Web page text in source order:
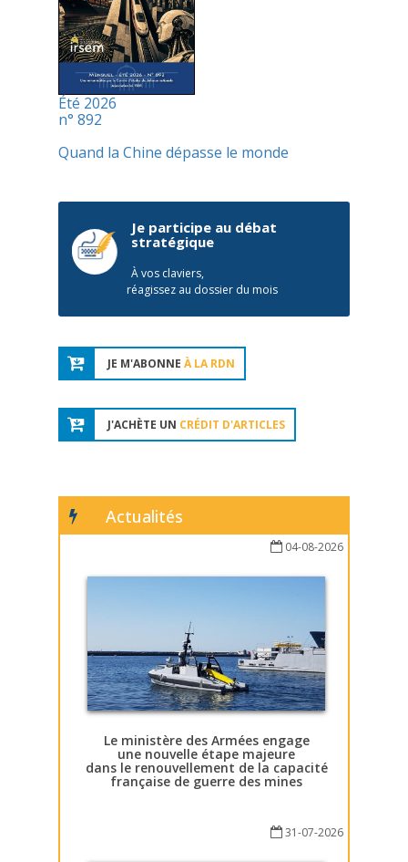
Été 2026
n° 892
Quand la Chine dépasse le monde
Je participe au débat
stratégique
À vos claviers,
réagissez au dossier du mois
JE M'ABONNE À LA RDN
J'ACHÈTE UN CRÉDIT D'ARTICLES
Actualités
04-08-2026
Le ministère des Armées engage
une nouvelle étape majeure
dans le renouvellement de la capacité
française de guerre des mines
31-07-2026